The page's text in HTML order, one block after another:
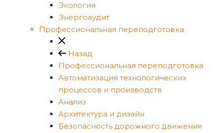
Экология
Энергоаудит
Профессиональная переподготовка
Назад
Профессиональная переподготовка
Автоматизация технологических
процессов и производств
Анализ
Архитектура и дизайн
Безопасность дорожного движения